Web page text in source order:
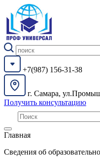
+7(987) 156-31-38
г. Самара,
Получить консультацию
Главная
Сведения об